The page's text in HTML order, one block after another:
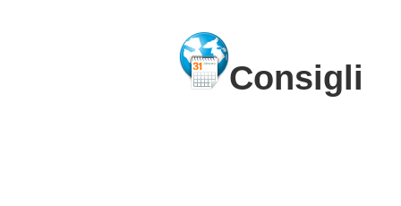
Consigli